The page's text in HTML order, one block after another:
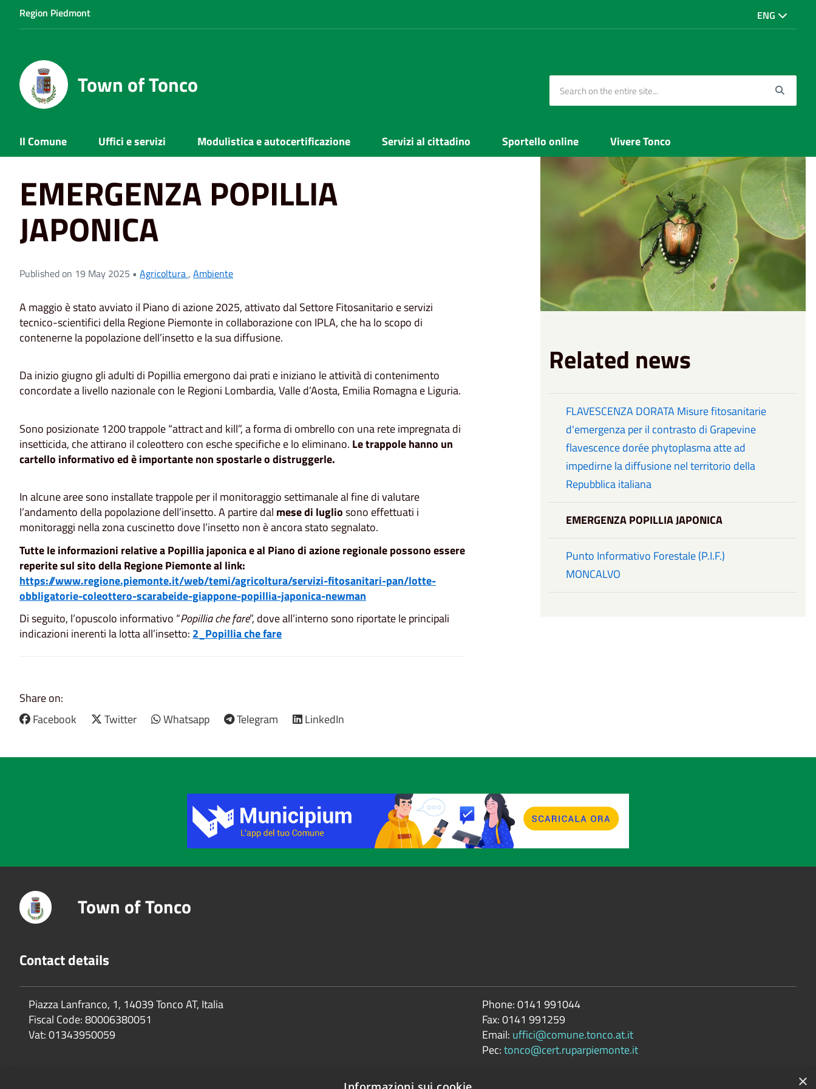
Region Piedmont ENG
Town of Tonco
Il Comune Uffici e servizi Modulistica e autocertificazione Servizi al cittadino Sportello online Vivere Tonco
Home News Ambiente EMERGENZA POPILLIA JAPONICA
EMERGENZA POPILLIA
JAPONICA
Published on 19 May 2025 • Agricoltura , Ambiente
A maggio è stato avviato il Piano di azione 2025, attivato dal Settore Fitosanitario e servizi
tecnico-scientifici della Regione Piemonte in collaborazione con IPLA, che ha lo scopo di
contenerne la popolazione dell’insetto e la sua diffusione.
Da inizio giugno gli adulti di Popillia emergono dai prati e iniziano le attività di contenimento
concordate a livello nazionale con le Regioni Lombardia, Valle d’Aosta, Emilia Romagna e Liguria.
Sono posizionate 1200 trappole “attract and kill”, a forma di ombrello con una rete impregnata di
insetticida, che attirano il coleottero con esche specifiche e lo eliminano. Le trappole hanno un
cartello informativo ed è importante non spostarle o distruggerle.
In alcune aree sono installate trappole per il monitoraggio settimanale al fine di valutare
l’andamento della popolazione dell’insetto. A partire dal mese di lugliosono effettuati i
monitoraggi nella zona cuscinetto dove l’insetto non è ancora stato segnalato.
Tutte le informazioni relative a Popillia japonica e al Piano di azione regionale possono essere
reperite sul sito della Regione Piemonte al link:
https://www.regione.piemonte.it/web/temi/agricoltura/servizi-fitosanitari-pan/lotte-
obbligatorie-coleottero-scarabeide-giappone-popillia-japonica-newman
Di seguito, l’opuscolo informativo “Popillia che fare”, dove all’interno sono riportate le principali
indicazioni inerenti la lotta all’insetto: 2_Popillia che fare
Share on:
Facebook
Twitter Whatsapp Telegram LinkedIn
Related news
FLAVESCENZA DORATA Misure fitosanitarie
d'emergenza per il contrasto di Grapevine
flavescence dorée phytoplasma atte ad
impedirne la diffusione nel territorio della
Repubblica italiana
EMERGENZA POPILLIA JAPONICA
Punto Informativo Forestale (P.I.F.)
MONCALVO
Town of Tonco
Contact details
Piazza Lanfranco, 1, 14039 Tonco AT, Italia
Fiscal Code:80006380051
Vat:01343950059
Phone:0141 991044
Fax:0141 991259
Email: uffici@comune.tonco.at.it
Pec:tonco@cert.ruparpiemonte.it
×